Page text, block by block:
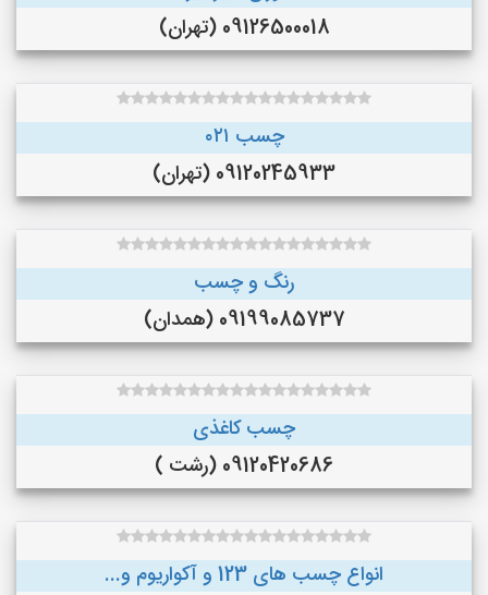
09126500018 (تهران)
چسب ۰۲۱
09120245933 (تهران)
رنگ و چسب
09199085737 (همدان)
چسب کاغذی
09120420686 (رشت )
انواع چسب های 123 و آکواریوم و...